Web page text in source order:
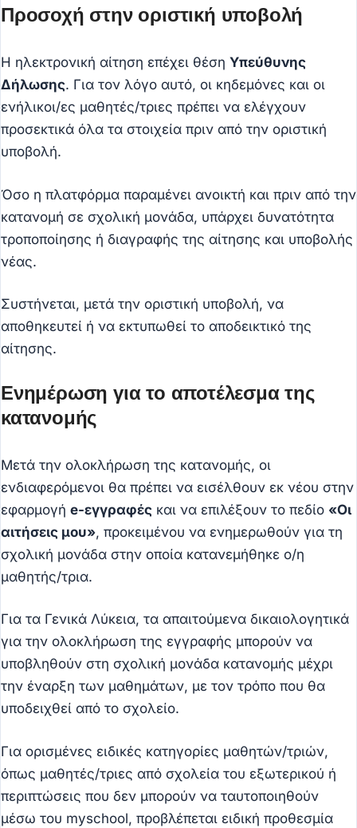
Προσοχή στην οριστική υποβολή
Η ηλεκτρονική αίτηση επέχει θέση Υπεύθυνης
Δήλωσης. Για τον λόγο αυτό, οι κηδεμόνες και οι
ενήλικοι/ες μαθητές/τριες πρέπει να ελέγχουν
προσεκτικά όλα τα στοιχεία πριν από την οριστική
υποβολή.
Όσο η πλατφόρμα παραμένει ανοικτή και πριν από την
κατανομή σε σχολική μονάδα, υπάρχει δυνατότητα
τροποποίησης ή διαγραφής της αίτησης και υποβολής
νέας.
Συστήνεται, μετά την οριστική υποβολή, να
αποθηκευτεί ή να εκτυπωθεί το αποδεικτικό της
αίτησης.
Ενημέρωση για το αποτέλεσμα της
κατανομής
Μετά την ολοκλήρωση της κατανομής, οι
ενδιαφερόμενοι θα πρέπει να εισέλθουν εκ νέου στην
εφαρμογή e-εγγραφές και να επιλέξουν το πεδίο «Οι
αιτήσεις μου», προκειμένου να ενημερωθούν για τη
σχολική μονάδα στην οποία κατανεμήθηκε ο/η
μαθητής/τρια.
Για τα Γενικά Λύκεια, τα απαιτούμενα δικαιολογητικά
για την ολοκλήρωση της εγγραφής μπορούν να
υποβληθούν στη σχολική μονάδα κατανομής μέχρι
την έναρξη των μαθημάτων, με τον τρόπο που θα
υποδειχθεί από το σχολείο.
Για ορισμένες ειδικές κατηγορίες μαθητών/τριών,
όπως μαθητές/τριες από σχολεία του εξωτερικού ή
περιπτώσεις που δεν μπορούν να ταυτοποιηθούν
μέσω του myschool, προβλέπεται ειδική προθεσμία